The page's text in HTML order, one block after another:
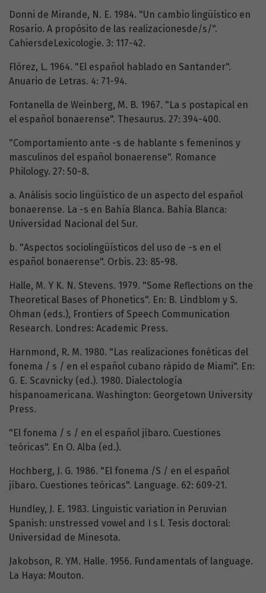
Donni de Mirande, N. E. 1984. "Un cambio lingüístico en
Rosario. A propósito de las realizacionesde/s/".
CahiersdeLexicologie. 3: 117-42.
Flórez, L. 1964. "El español hablado en Santander".
Anuario de Letras. 4: 71-94.
Fontanella de Weinberg, M. B. 1967. "La s postapical en
el español bonaerense". Thesaurus. 27: 394-400.
"Comportamiento ante -s de hablante s femeninos y
masculinos del español bonaerense". Romance
Philology. 27: 50-8.
a. Análisis socio lingüístico de un aspecto del español
bonaerense. La -s en Bahía Blanca. Bahía Blanca:
Universidad Nacional del Sur.
b. "Aspectos sociolingüísticos del uso de -s en el
español bonaerense". Orbis. 23: 85-98.
Halle, M. Y K. N. Stevens. 1979. "Some Reflections on the
Theoretical Bases of Phonetics". En: B. Lindblom y S.
Ohman (eds.), Frontiers of Speech Communication
Research. Londres: Academic Press.
Harnmond, R. M. 1980. "Las realizaciones fonéticas del
fonema / s / en el español cubano rápido de Miami". En:
G. E. Scavnicky (ed.). 1980. Dialectología
hispanoamericana. Washington: Georgetown University
Press.
"El fonema / s / en el español jíbaro. Cuestiones
teóricas". En O. Alba (ed.).
Hochberg, J. G. 1986. "El fonema /S / en el español
jíbaro. Cuestiones teóricas". Language. 62: 609-21.
Hundley, J. E. 1983. Linguistic variation in Peruvian
Spanish: unstressed vowel and I s l. Tesis doctoral:
Universidad de Minesota.
Jakobson, R. YM. Halle. 1956. Fundamentals of language.
La Haya: Mouton.